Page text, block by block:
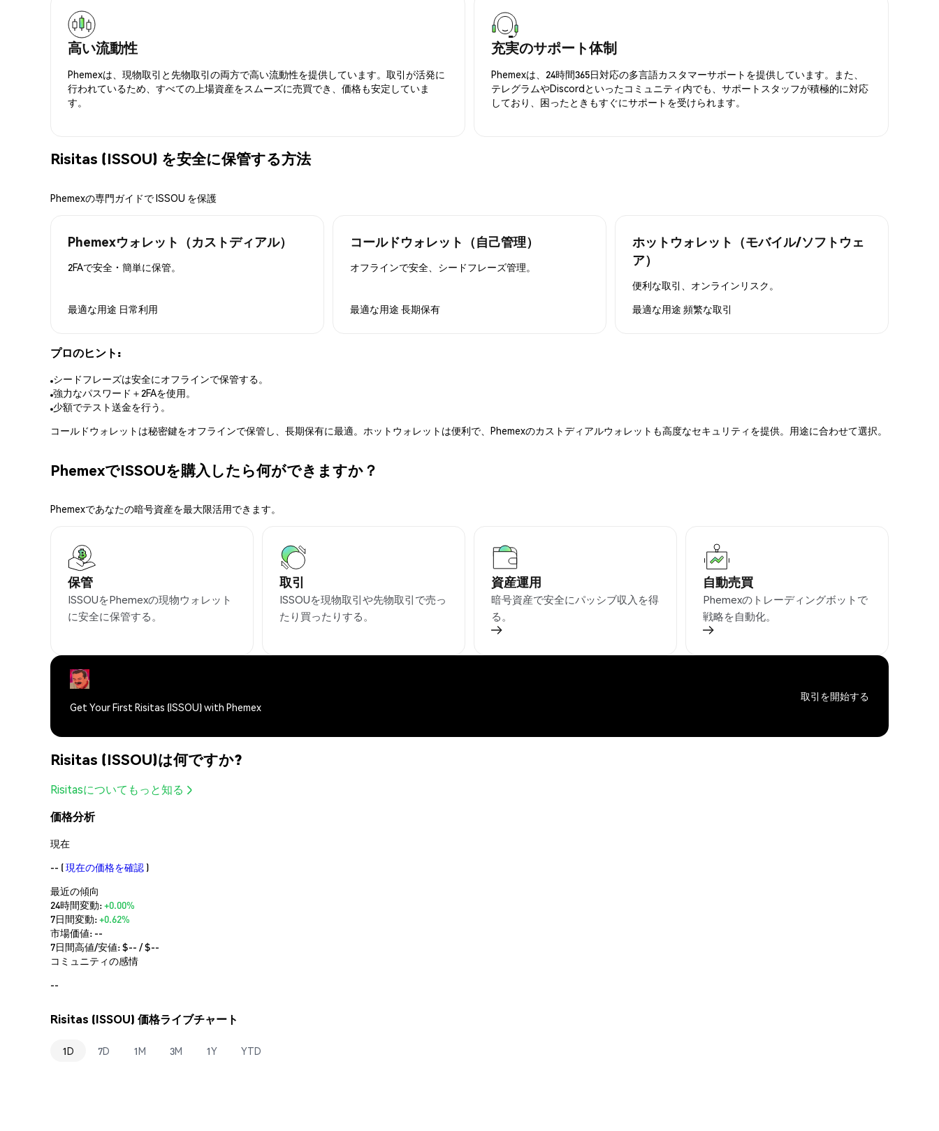
高い流動性
Phemexは、現物取引と先物取引の両方で高い流動性を提供しています。取引が活発に
行われているため、すべての上場資産をスムーズに売買でき、価格も安定していま
す。
充実のサポート体制
Phemexは、24時間365日対応の多言語カスタマーサポートを提供しています。また、
テレグラムやDiscordといったコミュニティ内でも、サポートスタッフが積極的に対応
しており、困ったときもすぐにサポートを受けられます。
Risitas (ISSOU) を安全に保管する方法
Phemexの専門ガイドで ISSOU を保護
Phemexウォレット（カストディアル）
2FAで安全・簡単に保管。
最適な用途 日常利用
コールドウォレット（自己管理）
オフラインで安全、シードフレーズ管理。
最適な用途 長期保有
ホットウォレット（モバイル/ソフトウェ
ア）
便利な取引、オンラインリスク。
最適な用途 頻繁な取引
プロのヒント:
シードフレーズは安全にオフラインで保管する。
強力なパスワード＋2FAを使用。
少額でテスト送金を行う。
コールドウォレットは秘密鍵をオフラインで保管し、長期保有に最適。ホットウォレットは便利で、Phemexのカストディアルウォレットも高度なセキュリティを提供。用途に合わせて選択。
PhemexでISSOUを購入したら何ができますか？
Phemexであなたの暗号資産を最大限活用できます。
保管
ISSOUをPhemexの現物ウォレット
に安全に保管する。
取引
ISSOUを現物取引や先物取引で売っ
たり買ったりする。
資産運用
暗号資産で安全にパッシブ収入を得
る。
自動売買
Phemexのトレーディングボットで
戦略を自動化。
Get Your First Risitas (ISSOU) with Phemex
取引を開始する
Risitas (ISSOU)は何ですか?
Risitasについてもっと知る
価格分析
現在
-- (現在の価格を確認 )
最近の傾向
24時間変動:+0.00%
7日間変動:+0.62%
市場価値: --
7日間高値/安値: $-- / $--
コミュニティの感情
--
Risitas (ISSOU) 価格ライブチャート
1D 7D 1M 3M 1Y YTD